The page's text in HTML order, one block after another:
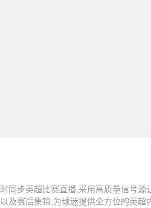
同步英超比赛直播,采用高质量信号
及赛后集锦,为球迷提供全方位的英